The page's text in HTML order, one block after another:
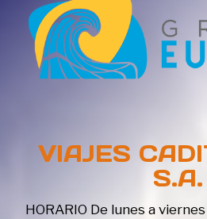
VIAJES
S.A.
HORARIO De lunes a